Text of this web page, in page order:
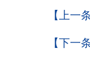
【上一
【下一